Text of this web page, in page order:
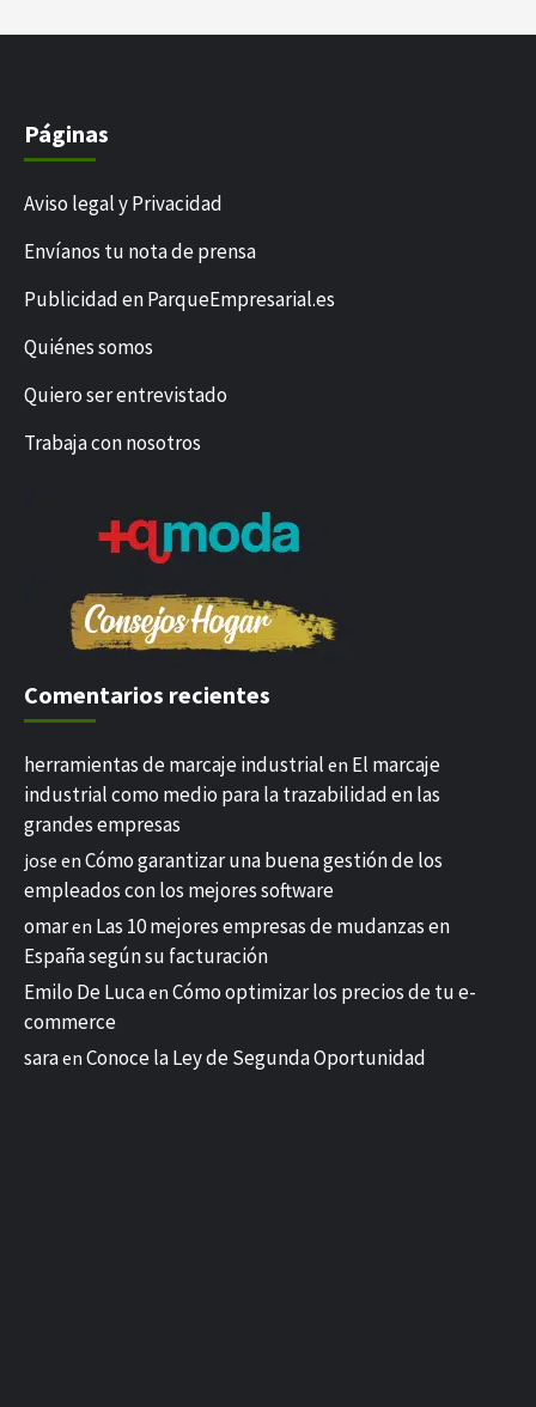
Páginas
Aviso legal y Privacidad
Envíanos tu nota de prensa
Publicidad en ParqueEmpresarial.es
Quiénes somos
Quiero ser entrevistado
Trabaja con nosotros
Comentarios recientes
herramientas de marcaje industrial en El marcaje
industrial como medio para la trazabilidad en las
grandes empresas
jose en Cómo garantizar una buena gestión de los
empleados con los mejores software
omaren Las 10 mejores empresas de mudanzas en
España según su facturación
Emilo De Lucaen Cómo optimizar los precios de tu e-
commerce
saraen Conoce la Ley de Segunda Oportunidad